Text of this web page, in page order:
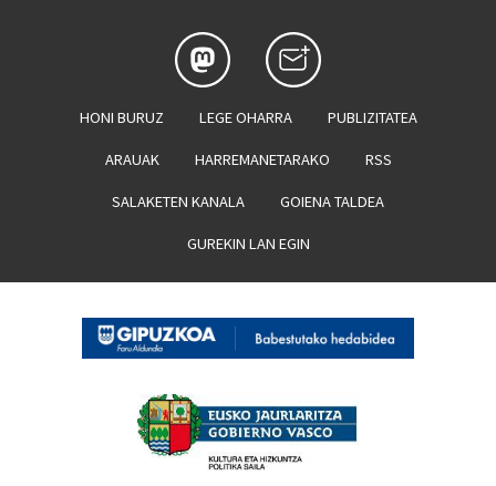
HONI BURUZ LEGE OHARRA PUBLIZITATEA
ARAUAK HARREMANETARAKO RSS
SALAKETEN KANALA GOIENA TALDEA
GUREKIN LAN EGIN